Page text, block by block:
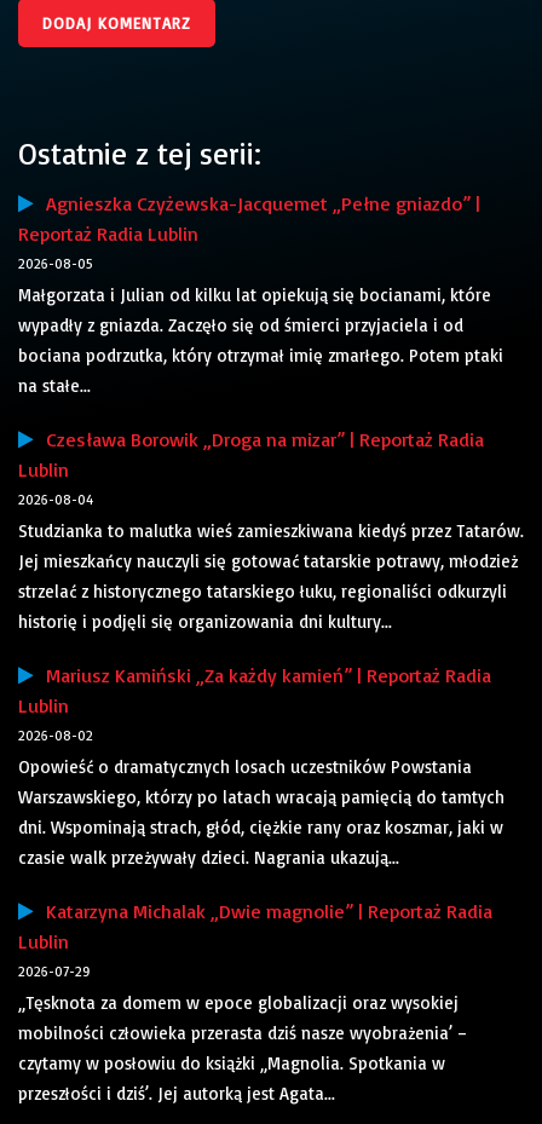
Ostatnie z tej serii:
Agnieszka Czyżewska-Jacquemet „Pełne gniazdo” |
Reportaż Radia Lublin
2026-08-05
Małgorzata i Julian od kilku lat opiekują się bocianami, które
wypadły z gniazda. Zaczęło się od śmierci przyjaciela i od
bociana podrzutka, który otrzymał imię zmarłego. Potem ptaki
na stałe...
Czesława Borowik „Droga na mizar” | Reportaż Radia
Lublin
2026-08-04
Studzianka to malutka wieś zamieszkiwana kiedyś przez Tatarów.
Jej mieszkańcy nauczyli się gotować tatarskie potrawy, młodzież
strzelać z historycznego tatarskiego łuku, regionaliści odkurzyli
historię i podjęli się organizowania dni kultury...
Mariusz Kamiński „Za każdy kamień” | Reportaż Radia
Lublin
2026-08-02
Opowieść o dramatycznych losach uczestników Powstania
Warszawskiego, którzy po latach wracają pamięcią do tamtych
dni. Wspominają strach, głód, ciężkie rany oraz koszmar, jaki w
czasie walk przeżywały dzieci. Nagrania ukazują...
Katarzyna Michalak „Dwie magnolie” | Reportaż Radia
Lublin
2026-07-29
„Tęsknota za domem w epoce globalizacji oraz wysokiej
mobilności człowieka przerasta dziś nasze wyobrażenia’ –
czytamy w posłowiu do książki „Magnolia. Spotkania w
przeszłości i dziś’. Jej autorką jest Agata...